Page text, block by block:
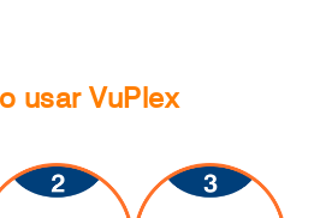
usar VuPlex